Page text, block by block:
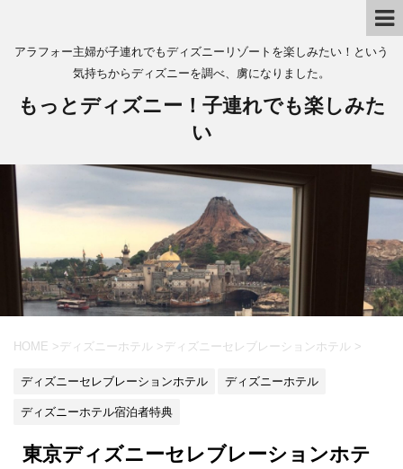
アラフォー主婦が子連れでもディズニーリゾートを楽しみたい！という
気持ちからディズニーを調べ、虜になりました。
もっとディズニー！子連れでも楽しみた
い
HOME > ディズニーホテル > ディズニーセレブレーションホテル >
ディズニーセレブレーションホテル ディズニーホテル
ディズニーホテル宿泊者特典
東京ディズニーセレブレーションホテ